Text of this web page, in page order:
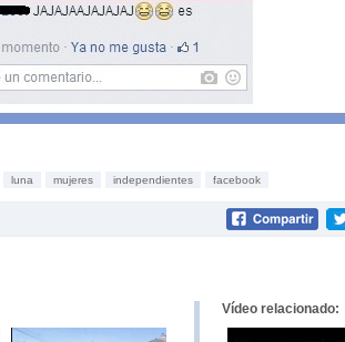
luna mujeres independientes facebook
Vídeo relacionado: